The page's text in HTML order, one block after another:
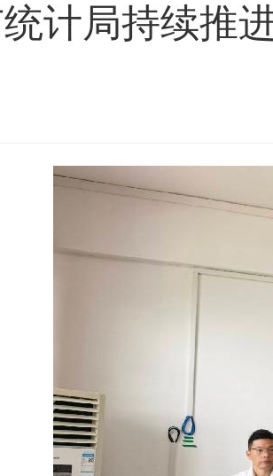
计局持续推